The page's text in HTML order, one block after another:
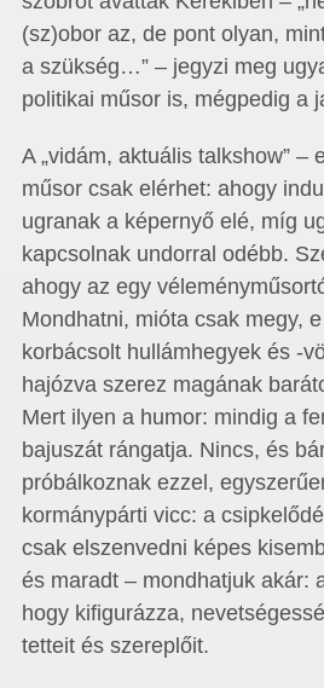
(sz)obor az, de pont olyan,
a szükség…” – jegyzi meg
politikai műsor is, mégpedig a
A „vidám, aktuális talkshow” –
műsor csak elérhet: ahogy
ugranak a képernyő elé, míg
kapcsolnak undorral odébb.
ahogy az egy
Mondhatni, mióta csak megy,
korbácsolt hullámhegyek és -
hajózva szerez magának
Mert ilyen a humor: mindig a
bajuszát rángatja. Nincs, és
próbálkoznak ezzel,
kormánypárti vicc: a
csak elszenvedni képes
és maradt – mondhatjuk akár:
hogy kifigurázza,
tetteit és szereplőit.